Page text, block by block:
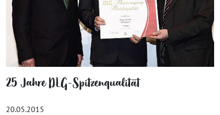
25 Jahre DLG-Spitzenqualität
20.05.2015